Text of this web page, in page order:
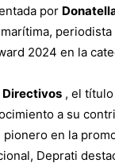
por
2024 en la
, el
a su
pionero en la
Deprati